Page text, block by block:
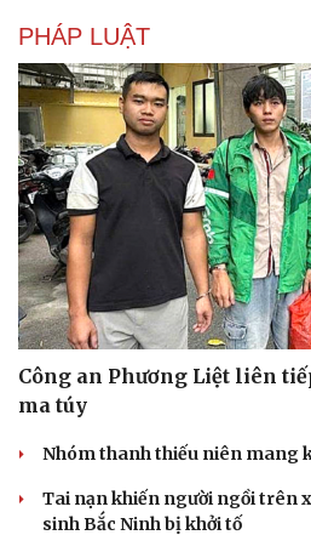
PHÁP LUẬT
Công an Phương Liệt liên
ma túy
Nhóm thanh thiếu niên mang
Tai nạn khiến người ngồi trên
sinh Bắc Ninh bị khởi tố